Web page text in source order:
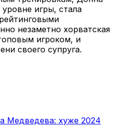
игры, стала
незаметно хорватская
игроком, и
своего супруга.
Медведева: хуже 2024